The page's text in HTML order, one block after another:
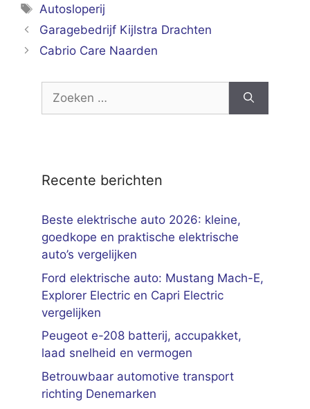
Tags
Autosloperij
Garagebedrijf Kijlstra Drachten
Cabrio Care Naarden
Zoek
Recente berichten
Beste elektrische auto 2026: kleine,
goedkope en praktische elektrische
auto’s vergelijken
Ford elektrische auto: Mustang Mach-E,
Explorer Electric en Capri Electric
vergelijken
Peugeot e-208 batterij, accupakket,
laad snelheid en vermogen
Betrouwbaar automotive transport
richting Denemarken